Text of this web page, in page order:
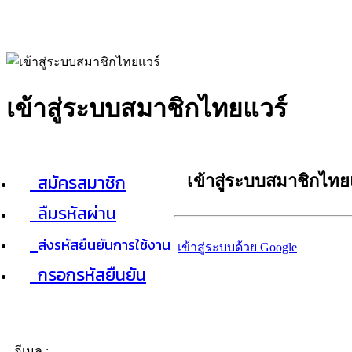
เข้าสู่ระบบสมาชิกไทยแวร์
สมัครสมาชิก
ลืมรหัสผ่าน
ส่งรหัสยืนยันการใช้งาน
กรอกรหัสยืนยัน
เข้าสู่ระบบสมาชิกไท
เข้าสู่ระบบด้วย Google